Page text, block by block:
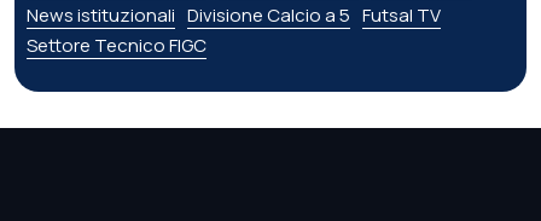
News istituzionali Divisione Calcio a 5 Futsal TV
Settore Tecnico FIGC